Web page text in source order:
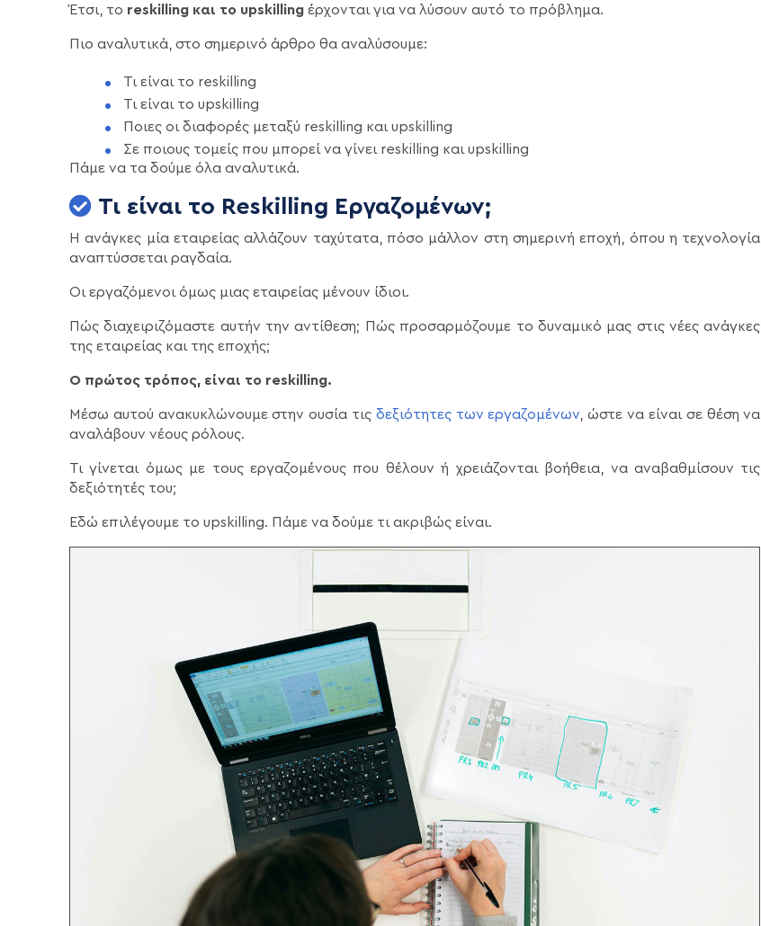
Έτσι, το reskilling και το upskilling έρχονται για να λύσουν αυτό το πρόβλημα.
Πιο αναλυτικά, στο σημερινό άρθρο θα αναλύσουμε:
Τι είναι το reskilling
Τι είναι το upskilling
Ποιες οι διαφορές μεταξύ reskilling και upskilling
Σε ποιους τομείς που μπορεί να γίνει reskilling και upskilling
Πάμε να τα δούμε όλα αναλυτικά.
Τι είναι το Reskilling Εργαζομένων;
Η ανάγκες μία εταιρείας αλλάζουν ταχύτατα, πόσο μάλλον στη σημερινή εποχή, όπου η τεχνολογία
αναπτύσσεται ραγδαία.
Οι εργαζόμενοι όμως μιας εταιρείας μένουν ίδιοι.
Πώς διαχειριζόμαστε αυτήν την αντίθεση; Πώς προσαρμόζουμε το δυναμικό μας στις νέες ανάγκες
της εταιρείας και της εποχής;
Ο πρώτος τρόπος, είναι το reskilling.
Μέσω αυτού ανακυκλώνουμε στην ουσία τις δεξιότητες των εργαζομένων , ώστε να είναι σε θέση να
αναλάβουν νέους ρόλους.
Τι γίνεται όμως με τους εργαζομένους που θέλουν ή χρειάζονται βοήθεια, να αναβαθμίσουν τις
δεξιότητές του;
Εδώ επιλέγουμε το upskilling. Πάμε να δούμε τι ακριβώς είναι.